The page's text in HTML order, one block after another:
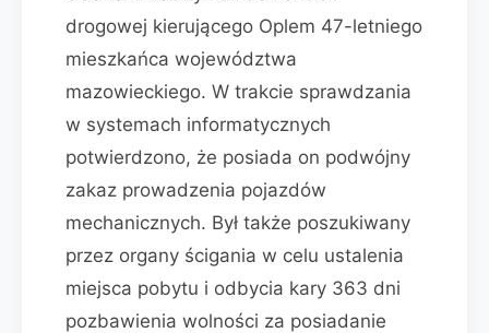
drogowej kierującego Oplem 47-letniego
mieszkańca województwa
mazowieckiego. W trakcie sprawdzania
w systemach informatycznych
potwierdzono, że posiada on podwójny
zakaz prowadzenia pojazdów
mechanicznych. Był także poszukiwany
przez organy ścigania w celu ustalenia
miejsca pobytu i odbycia kary 363 dni
pozbawienia wolności za posiadanie